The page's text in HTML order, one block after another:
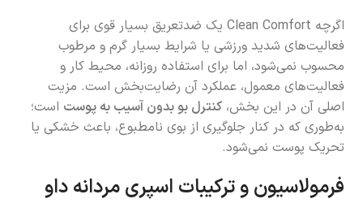
اگرچه Clean Comfort یک ضدتعریق بسیار قوی برای
فعالیت‌های شدید ورزشی یا شرایط بسیار گرم و مرطوب
محسوب نمی‌شود، اما برای استفاده روزانه، محیط کار و
فعالیت‌های معمول، عملکرد آن رضایت‌بخش است. مزیت
اصلی آن در این بخش،کنترل بو بدون آسیب به پوست است؛
به‌طوری که در کنار جلوگیری از بوی نامطبوع، باعث خشکی یا
تحریک پوست نمی‌شود.
فرمولاسیون و ترکیبات اسپری مردانه داو